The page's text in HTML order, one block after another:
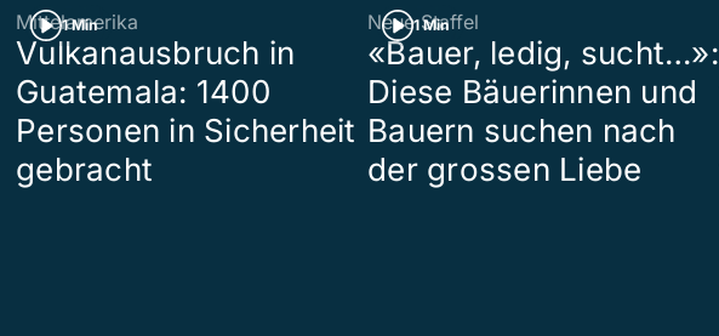
1 Min
Mittelamerika
Vulkanausbruch in
Guatemala: 1400
Personen in Sicherheit
gebracht
1 Min
Neue Staffel
«Bauer, ledig, sucht…»:
Diese Bäuerinnen und
Bauern suchen nach
der grossen Liebe